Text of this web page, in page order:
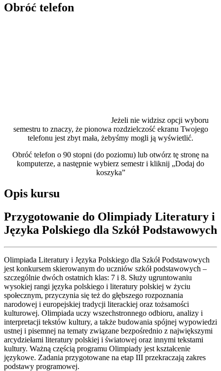
Obróć telefon
Jeżeli nie widzisz opcji wyboru
semestru to znaczy, że pionowa rozdzielczość ekranu Twojego
telefonu jest zbyt mała, żebyśmy mogli ją wyświetlić.
Obróć telefon o 90 stopni (do poziomu) lub otwórz tę stronę na
komputerze, a następnie wybierz semestr i kliknij „Dodaj do
koszyka”
Opis kursu
Przygotowanie do Olimpiady Literatury i
Języka Polskiego dla Szkół Podstawowych
Olimpiada Literatury i Języka Polskiego dla Szkół Podstawowych
jest konkursem skierowanym do uczniów szkół podstawowych –
szczególnie dwóch ostatnich klas: 7 i 8. Służy ugruntowaniu
wysokiej rangi języka polskiego i literatury polskiej w życiu
społecznym, przyczynia się też do głębszego rozpoznania
narodowej i europejskiej tradycji literackiej oraz tożsamości
kulturowej. Olimpiada uczy wszechstronnego odbioru, analizy i
interpretacji tekstów kultury, a także budowania spójnej wypowiedzi
ustnej i pisemnej na tematy związane bezpośrednio z największymi
arcydziełami literatury polskiej i światowej oraz innymi tekstami
kultury. Ważną częścią programu Olimpiady jest kształcenie
językowe. Zadania przygotowane na etap III przekraczają zakres
podstawy programowej.